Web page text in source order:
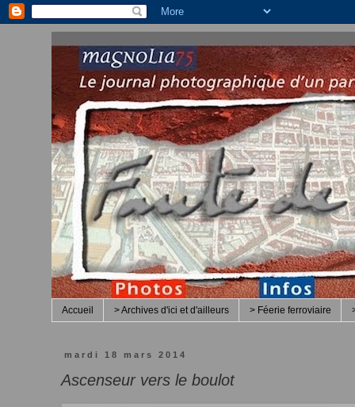
Accueil > Archives d'ici et d'ailleurs > Féerie ferroviaire
mardi 18 mars 2014
Ascenseur vers le boulot